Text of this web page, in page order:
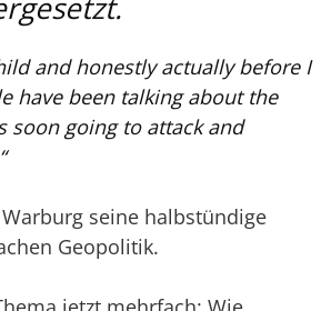
and honestly actually before I
have been talking about the
soon going to attack and
seine halbstündige
Geopolitik.